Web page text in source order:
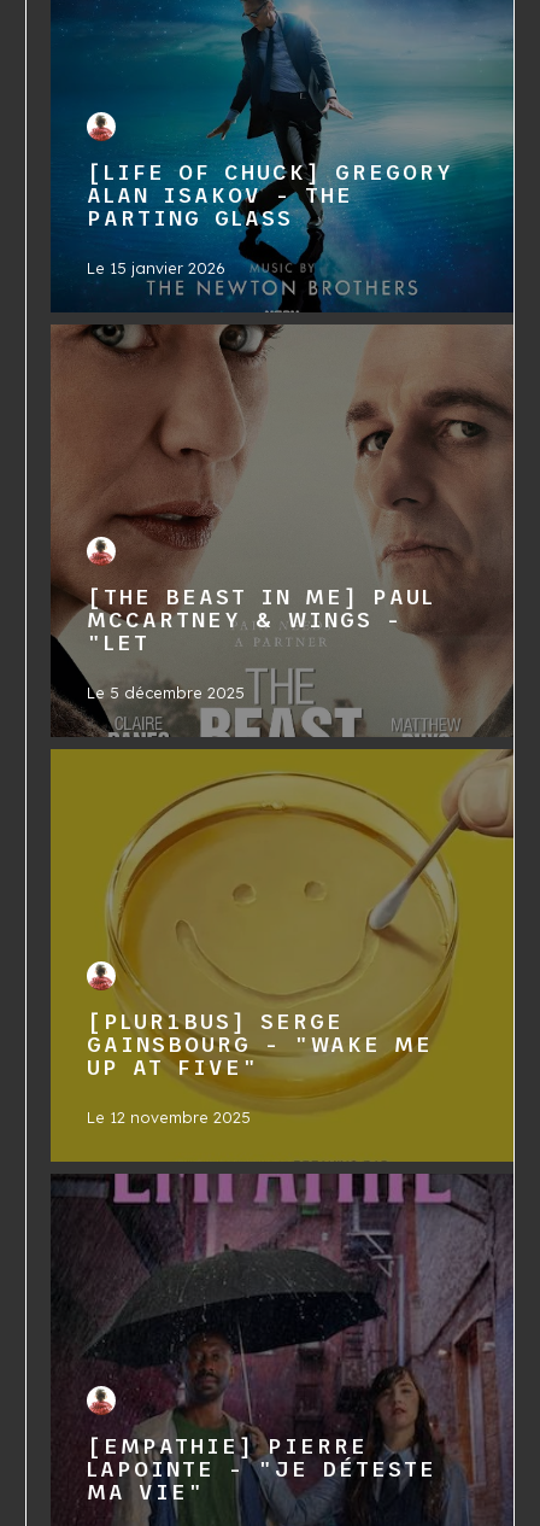
[LIFE OF CHUCK] GREGORY
ALAN ISAKOV - THE
PARTING GLASS
Le 15 janvier 2026
[THE BEAST IN ME] PAUL
MCCARTNEY & WINGS -
"LET
Le 5 décembre 2025
[PLUR1BUS] SERGE
GAINSBOURG - "WAKE ME
UP AT FIVE"
Le 12 novembre 2025
[EMPATHIE] PIERRE
LAPOINTE - "JE DÉTESTE
MA VIE"